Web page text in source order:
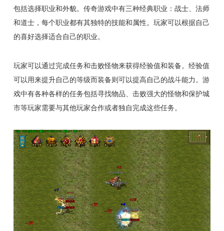
包括选择职业和外貌。传奇游戏中有三种经典职业：战士、法师
和道士，每个职业都有其独特的技能和属性。玩家可以根据自己
的喜好选择适合自己的职业。
玩家可以通过完成任务和击败怪物来获得经验值和装备。经验值
可以用来提升自己的等级而装备则可以提高自己的战斗能力。游
戏中有各种各样的任务包括寻找物品、击败强大的怪物和保护城
市等玩家需要与其他玩家合作或者独自完成这些任务。